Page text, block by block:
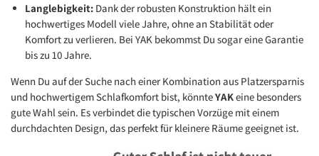
Langlebigkeit:Dank der robusten Konstruktion hält ein
hochwertiges Modell viele Jahre, ohne an Stabilität oder
Komfort zu verlieren. Bei YAK bekommst Du sogar eine Garantie
bis zu 10 Jahre.
Wenn Du auf der Suche nach einer Kombination aus Platzersparnis
und hochwertigem Schlafkomfort bist, könnteYAKeine besonders
gute Wahl sein. Es verbindet die typischen Vorzüge mit einem
durchdachten Design, das perfekt für kleinere Räume geeignet ist.